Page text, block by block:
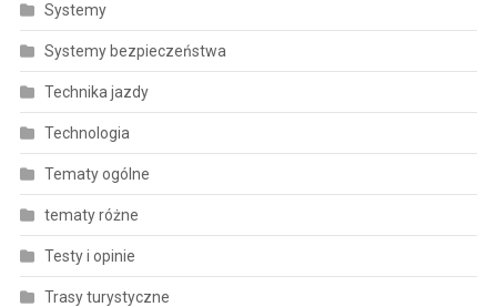
Systemy
Systemy bezpieczeństwa
Technika jazdy
Technologia
Tematy ogólne
tematy różne
Testy i opinie
Trasy turystyczne